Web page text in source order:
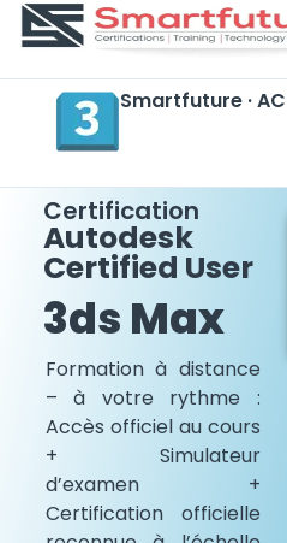
Smartfuture ·
Certification
Autodesk
Certified User
3ds Max
Formation à distance
– à votre rythme :
Accès officiel au cours
+ Simulateur
d’examen +
Certification officielle